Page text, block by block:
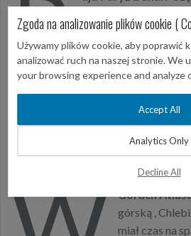
R
drogami
podczas rajdu Paryż-
widoki i wrażenia a
G óra wielbłąda
–
znana z filmów np
kształcie
Górach
górską ,
miał czas na
Zgoda na analizowanie plików cookie (
Używamy plików cookie, aby poprawić
analizować ruch na naszej stronie. We
your browsing experience and analyze
Accept All
Analytics Only
Decline All